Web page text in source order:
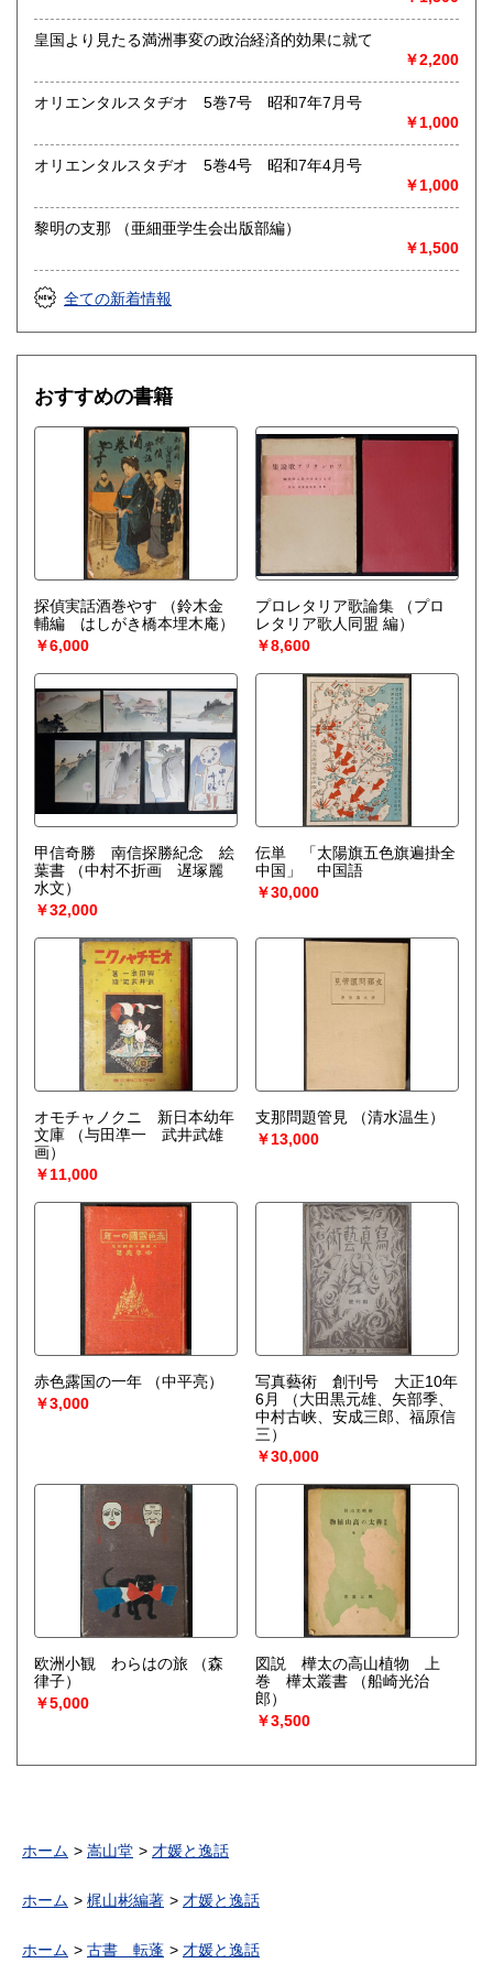
皇国より見たる満洲事変の政治経済的効果に就て
￥2,200
オリエンタルスタヂオ 5巻7号 昭和7年7月号
￥1,000
オリエンタルスタヂオ 5巻4号 昭和7年4月号
￥1,000
黎明の支那 （亜細亜学生会出版部編）
￥1,500
全ての新着情報
おすすめの書籍
探偵実話酒巻やす
（鈴木金
輔編 はしがき橋本埋木庵）
￥6,000
プロレタリア歌論集
（プロ
レタリア歌人同盟 編）
￥8,600
甲信奇勝 南信探勝紀念 絵
葉書
（中村不折画 遅塚麗
水文）
￥32,000
伝単 「太陽旗五色旗遍掛全
中国」 中国語
￥30,000
オモチャノクニ 新日本幼年
文庫
（与田凖一 武井武雄
画）
￥11,000
支那問題管見
（清水温生）
￥13,000
赤色露国の一年
（中平亮）
￥3,000
写真藝術 創刊号 大正10年
6月
（大田黒元雄、矢部季、
中村古峡、安成三郎、福原信
三）
￥30,000
欧洲小観 わらはの旅
（森
律子）
￥5,000
図説 樺太の高山植物 上
巻 樺太叢書
（船崎光治
郎）
￥3,500
ホーム 嵩山堂 才媛と逸話
ホーム 梶山彬編著 才媛と逸話
ホーム 古書 転蓬 才媛と逸話